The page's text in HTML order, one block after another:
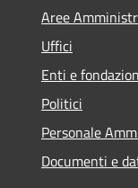
Aree
Uffici
Enti e
Politici
Personale
Documenti e